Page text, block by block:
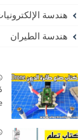
هندسة
هندسة الطيران